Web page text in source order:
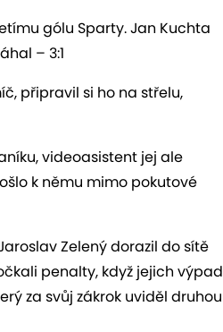
gólu Sparty. Jan Kuchta
– 3:1
připravil si ho na střelu,
videoasistent jej ale
k němu mimo pokutové
Zelený dorazil do sítě
penalty, když jejich výpad
za svůj zákrok uviděl druhou